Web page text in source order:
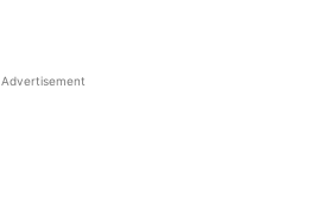
Advertisement